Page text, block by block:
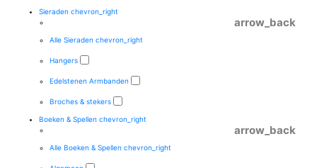
Sieraden chevron_right
arrow_back
Alle Sieraden chevron_right
Hangers
Edelstenen Armbanden
Broches & stekers
Boeken & Spellen chevron_right
arrow_back
Alle Boeken & Spellen chevron_right